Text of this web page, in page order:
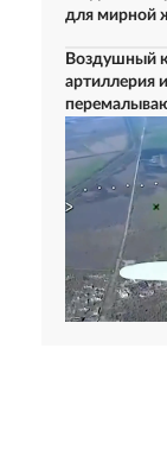
для мирной
Воздушный
артиллерия